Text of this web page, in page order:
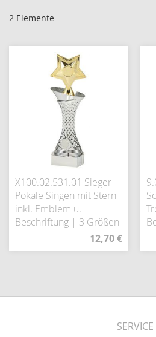
2 Elemente
X100.02.531.01 Sieger
Pokale Singen mit Stern
inkl. Emblem u.
Beschriftung | 3 Größen
12,70 €
SERVICE